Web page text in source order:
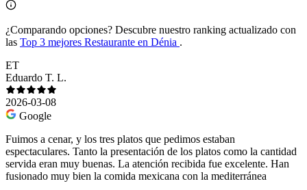
¿Comparando opciones? Descubre nuestro ranking actualizado con
las Top 3 mejores Restaurante en Dénia .
ET
Eduardo T. L.
2026-03-08
Google
Fuimos a cenar, y los tres platos que pedimos estaban
espectaculares. Tanto la presentación de los platos como la cantidad
servida eran muy buenas. La atención recibida fue excelente. Han
fusionado muy bien la comida mexicana con la mediterránea